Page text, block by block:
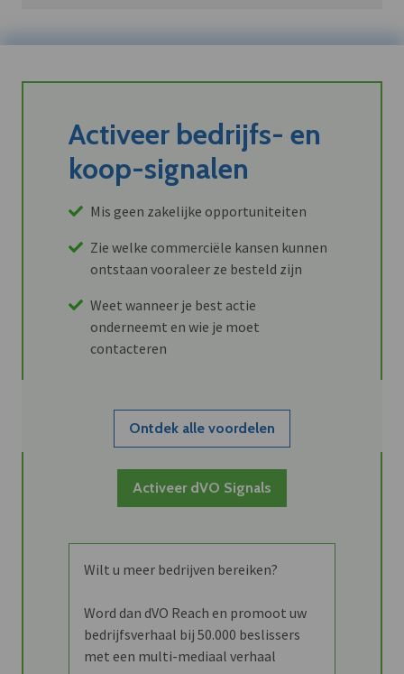
Activeer bedrijfs- en
koop-signalen
Mis geen zakelijke opportuniteiten
Zie welke commerciële kansen kunnen
ontstaan vooraleer ze besteld zijn
Weet wanneer je best actie
onderneemt en wie je moet
contacteren
Ontdek alle voordelen
Activeer dVO Signals
Wilt u meer bedrijven bereiken?
Word dan dVO Reach en promoot uw
bedrijfsverhaal bij 50.000 beslissers
met een multi-mediaal verhaal